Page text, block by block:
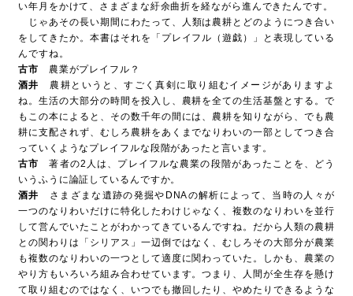
い年月をかけて、さまざまな紆余曲折を経ながら進んできたんです。
じゃあその長い期間にわたって、人類は農耕とどのようにつき合い
をしてきたか。本書はそれを「プレイフル（遊戯）」と表現している
んですね。
古市 農業がプレイフル？
酒井
農耕というと、すごく真剣に取り組むイメージがありますよ
ね。生活の大部分の時間を投入し、農耕を全ての生活基盤とする。で
もこの本によると、その数千年の間には、農耕を知りながら、でも農
耕に支配されず、むしろ農耕をあくまでなりわいの一部としてつき合
っていくようなプレイフルな段階があったと言います。
古市 著者の2人は、プレイフルな農業の段階があったことを、どう
いうふうに論証しているんですか。
酒井
さまざまな遺跡の発掘やDNAの解析によって、当時の人々が
一つのなりわいだけに特化したわけじゃなく、複数のなりわいを並行
して営んでいたことがわかってきているんですね。だから人類の農耕
との関わりは「シリアス」一辺倒ではなく、むしろその大部分が農業
も複数のなりわいの一つとして適度に関わっていた。しかも、農業の
やり方もいろいろ組み合わせています。つまり、人間が全生存を懸け
て取り組むのではなく、いつでも撤回したり、やめたりできるような